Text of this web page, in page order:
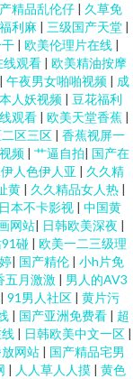
精品乱伦仔 | 久草免
利麻 | 三级国产天堂 |
| 欧美伦理片在线 |
线观看 | 欧美精油按摩
| 午夜男女啪啪视频 | 成
人妖视频 | 豆花福利
观看 | 欧美天堂香蕉 |
区三区 | 香蕉视屏一
频 | 艹逼自拍| 国产在
人色伊人亚 | 久久精
黄 | 久久精品女人热 |
日本不卡影视 | 中国黄
网站| 日韩欧美深夜 |
碰 | 欧美一二三级理
| 国产精伦 | 小h片免
五月激激 | 男人的AV3
| 91男人社区 | 黄片污
| 国产亚洲免费看 | 超
| 日韩欧美中文一区 |
网站 | 国产精品宅男
| 人人草人人摸 | 黄色